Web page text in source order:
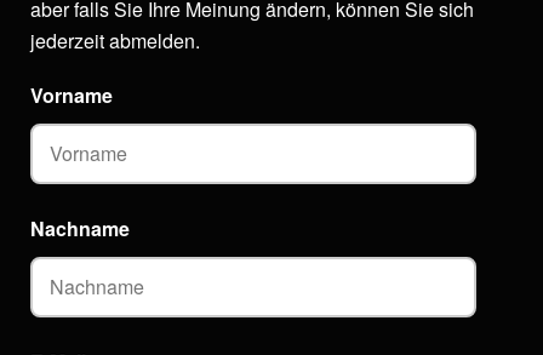
aber falls Sie Ihre Meinung ändern, können Sie sich
jederzeit abmelden.
Vorname
Nachname